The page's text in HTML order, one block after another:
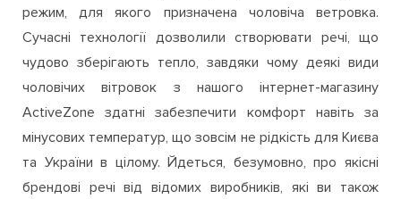
режим, для якого призначена чоловіча ветровка.
Сучасні технології дозволили створювати речі, що
чудово зберігають тепло, завдяки чому деякі види
чоловічих вітровок з нашого інтернет-магазину
ActiveZone здатні забезпечити комфорт навіть за
мінусових температур, що зовсім не рідкість для Києва
та України в цілому. Йдеться, безумовно, про якісні
брендові речі від відомих виробників, які ви також